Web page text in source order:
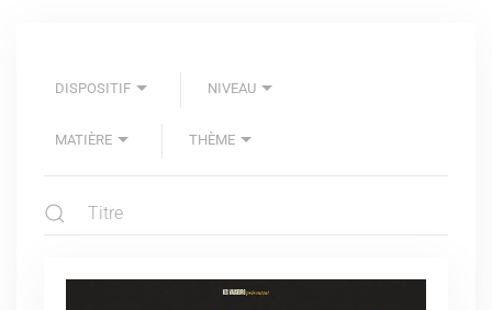
DISPOSITIF NIVEAU
MATIÈRE THÈME